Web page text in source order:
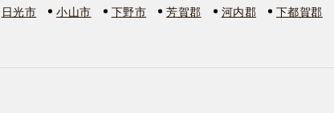
日光市 小山市 下野市 芳賀郡 河内郡 下都賀郡